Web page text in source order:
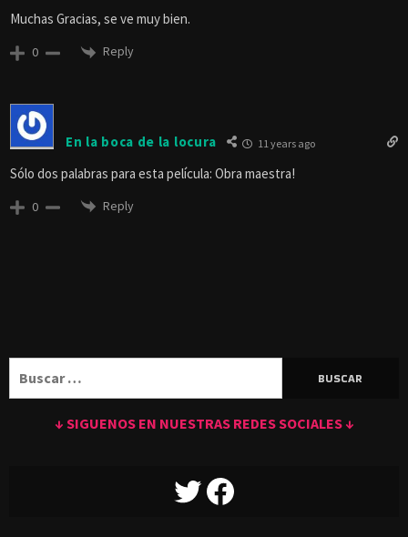
Muchas Gracias, se ve muy bien.
0 Reply
En la boca de la locura 11 years ago
Sólo dos palabras para esta película: Obra maestra!
0 Reply
↓ SIGUENOS EN NUESTRAS REDES SOCIALES ↓
TWITTERFACEBOOK